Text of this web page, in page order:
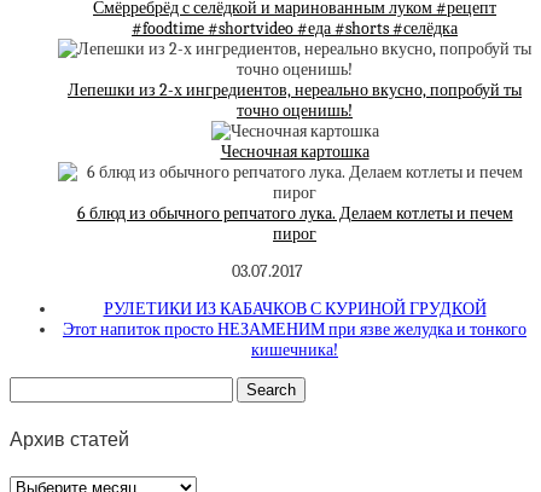
Смёрребрёд с селёдкой и маринованным луком #рецепт
#foodtime #shortvideo #еда #shorts #селёдка
Лепешки из 2-х ингредиентов, нереально вкусно, попробуй ты
точно оценишь!
Чесночная картошка
6 блюд из обычного репчатого лука. Делаем котлеты и печем
пирог
03.07.2017
РУЛЕТИКИ ИЗ КАБАЧКОВ С КУРИНОЙ ГРУДКОЙ
Этот напиток просто НЕЗАМЕНИМ при язве желудка и тонкого
кишечника!
Архив статей
Архив